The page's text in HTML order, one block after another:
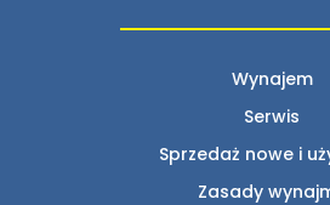
Wynajem
Serwis
Sprzedaż nowe i
Zasady